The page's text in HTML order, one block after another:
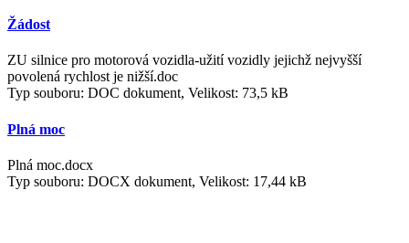
Žádost
ZU silnice pro motorová vozidla-užití vozidly jejichž nejvyšší
povolená rychlost je nižší.doc
Typ souboru: DOC dokument, Velikost: 73,5 kB
Plná moc
Plná moc.docx
Typ souboru: DOCX dokument, Velikost: 17,44 kB